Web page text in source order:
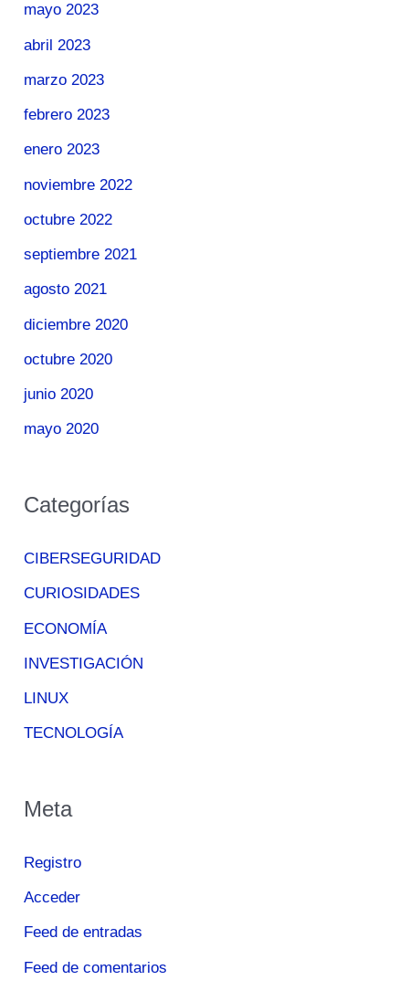
mayo 2023
abril 2023
marzo 2023
febrero 2023
enero 2023
noviembre 2022
octubre 2022
septiembre 2021
agosto 2021
diciembre 2020
octubre 2020
junio 2020
mayo 2020
Categorías
CIBERSEGURIDAD
CURIOSIDADES
ECONOMÍA
INVESTIGACIÓN
LINUX
TECNOLOGÍA
Meta
Registro
Acceder
Feed de entradas
Feed de comentarios